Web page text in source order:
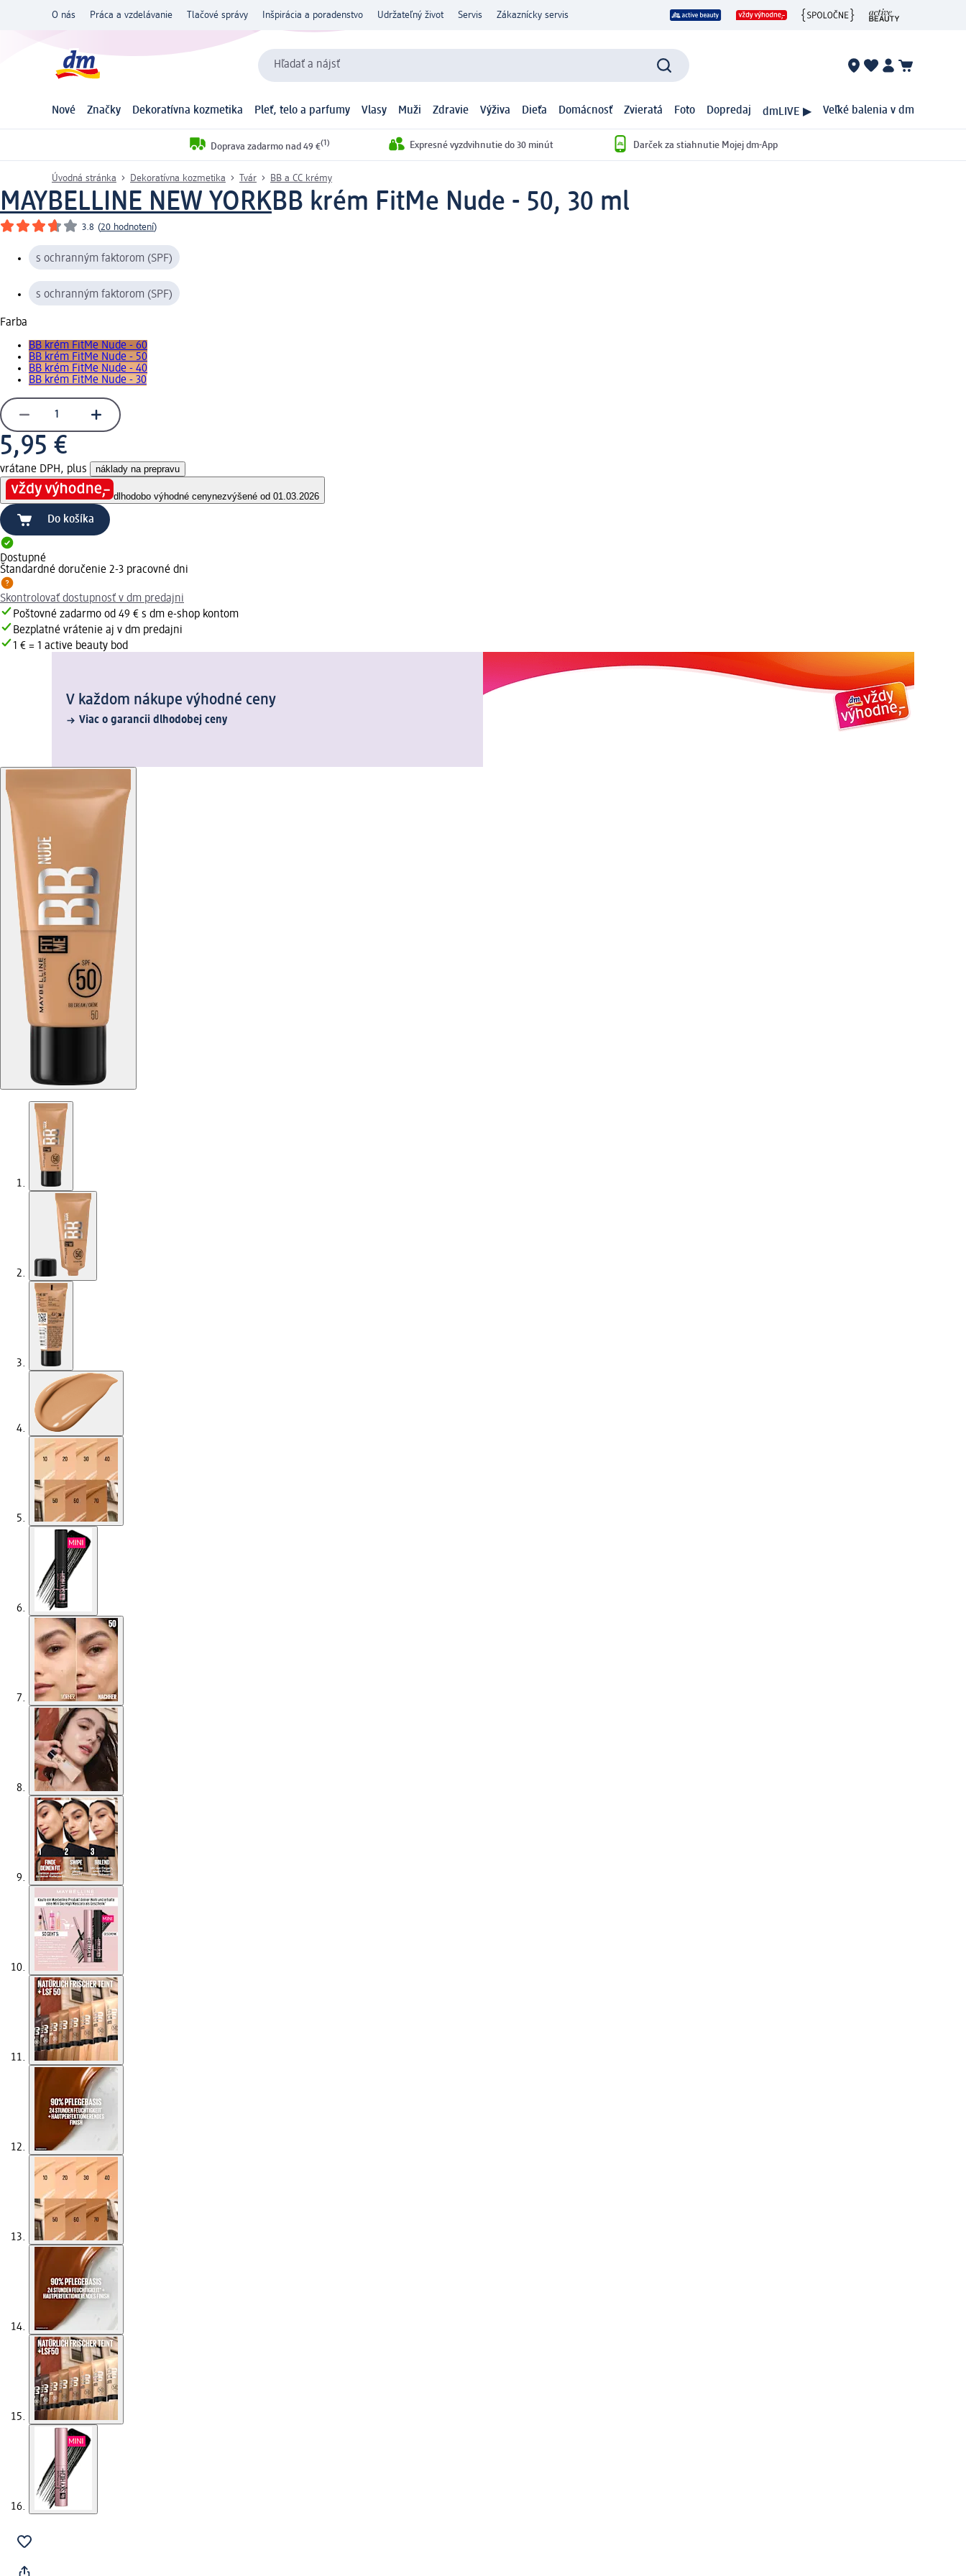
O nás Práca a vzdelávanie Tlačové správy Inšpirácia a poradenstvo Udržateľný život Servis Zákaznícky servis
Hľadať a nájsť
Nové Značky Dekoratívna kozmetika Pleť, telo a parfumy Vlasy Muži Zdravie Výživa Dieťa Domácnosť Zvieratá Foto Dopredaj dmLIVE ▶ Veľké balenia v dm
Doprava zadarmo nad 49 €(1) Expresné vyzdvihnutie do 30 minút Darček za stiahnutie Mojej dm-App
Úvodná stránka Dekoratívna kozmetika Tvár BB a CC krémy
MAYBELLINE NEW YORKBB krém FitMe Nude - 50, 30 ml
3.8 (20 hodnotení)
s ochranným faktorom (SPF)
s ochranným faktorom (SPF)
Farba
BB krém FitMe Nude - 60
BB krém FitMe Nude - 50
BB krém FitMe Nude - 40
BB krém FitMe Nude - 30
5,95 €
vrátane DPH, plus náklady na prepravu
dlhodobo výhodné cenynezvýšené od 01.03.2026
Do košíka
Dostupné
Štandardné doručenie 2-3 pracovné dni
Skontrolovať dostupnosť v dm predajni
Poštovné zadarmo od 49 € s dm e-shop kontom
Bezplatné vrátenie aj v dm predajni
1 € = 1 active beauty bod
V každom nákupe výhodné ceny
Viac o garancii dlhodobej ceny